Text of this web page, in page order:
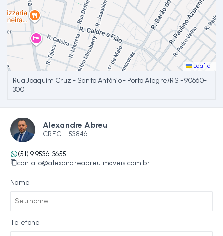
Leaflet
Rua Joaquim Cruz - Santo Antônio - Porto Alegre/RS - 90660-
300
Alexandre Abreu
CRECI -53846
(51) 9 9536-3655
contato@alexandreabreuimoveis.com.br
Nome
Telefone